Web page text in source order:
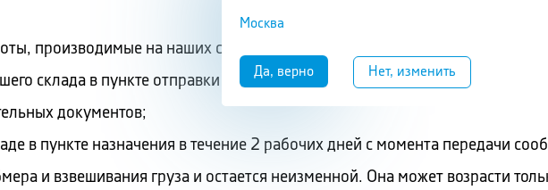
производимые на наших складах;
склада в пункте отправки до адреса доставки;
документов;
в пункте назначения в течение 2 рабочих дней с момента передачи
и взвешивания груза и остается неизменной. Она может возрасти
Москва